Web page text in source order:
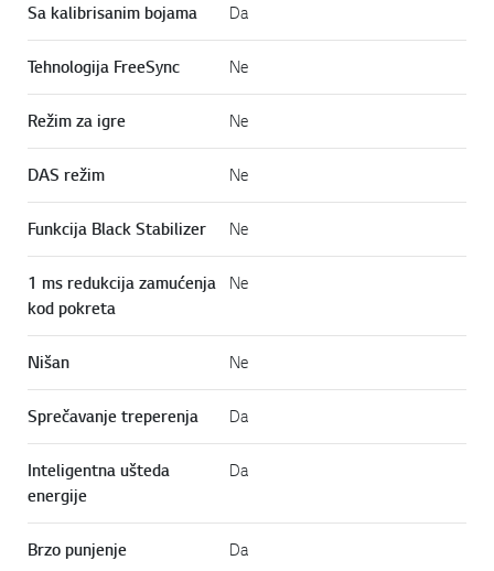
Sa kalibrisanim bojama Da
Tehnologija FreeSync Ne
Režim za igre Ne
DAS režim Ne
Funkcija Black Stabilizer Ne
1 ms redukcija zamućenja
kod pokreta
Ne
Nišan Ne
Sprečavanje treperenja Da
Inteligentna ušteda
energije
Da
Brzo punjenje Da